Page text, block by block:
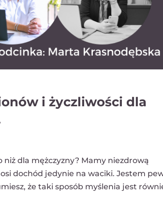
i życzliwości dla
niż dla mężczyzny? Mamy niezdrową
dochód jedynie na waciki. Jestem
że taki sposób myślenia jest